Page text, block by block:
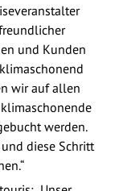
und Kunden
wir auf allen
werden.
diese Schritt